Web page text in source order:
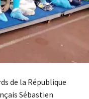
de la République
Sébastien